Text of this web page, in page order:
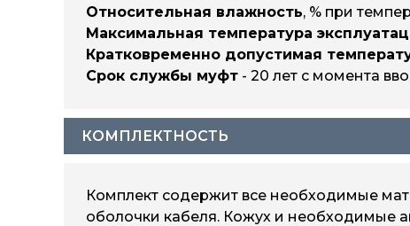
Относительная влажность, % при
Максимальная температура
Кратковременно допустимая
Срок службы муфт - 20 лет с момента
КОМПЛЕКТНОСТЬ
Комплект содержит все необходимые
оболочки кабеля. Кожух и необходимые